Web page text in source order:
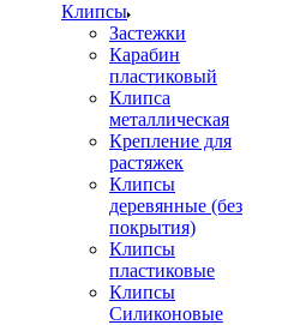
Клипсы
Застежки
Карабин
пластиковый
Клипса
металлическая
Крепление для
растяжек
Клипсы
деревянные (без
покрытия)
Клипсы
пластиковые
Клипсы
Силиконовые